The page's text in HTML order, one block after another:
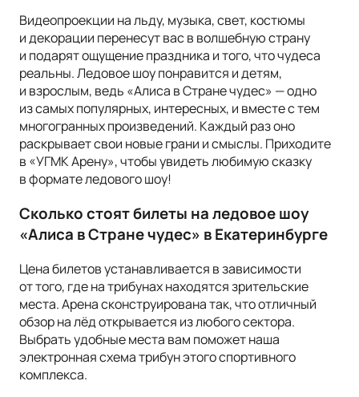
Видеопроекции на льду, музыка, свет, костюмы
и декорации перенесут вас в волшебную страну
и подарят ощущение праздника и того, что чудеса
реальны. Ледовое шоу понравится и детям,
и взрослым, ведь «Алиса в Стране чудес» — одно
из самых популярных, интересных, и вместе с тем
многогранных произведений. Каждый раз оно
раскрывает свои новые грани и смыслы. Приходите
в «УГМК Арену», чтобы увидеть любимую сказку
в формате ледового шоу!
Сколько стоят билеты на ледовое шоу
«Алиса в Стране чудес» в Екатеринбурге
Цена билетов устанавливается в зависимости
от того, где на трибунах находятся зрительские
места. Арена сконструирована так, что отличный
обзор на лёд открывается из любого сектора.
Выбрать удобные места вам поможет наша
электронная схема трибун этого спортивного
комплекса.